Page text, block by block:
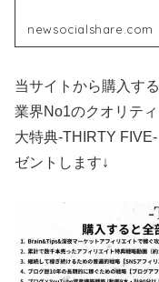
newsocialshare.com
当サイトから購入す
業界No1のクオリテ
大特典-THIRTY
ゼントします↓